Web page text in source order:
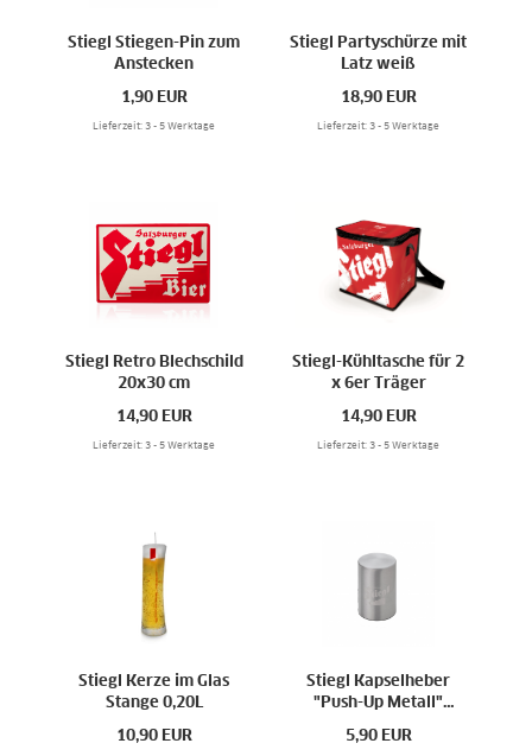
Stiegl Stiegen-Pin zum
Anstecken
1,90 EUR
Lieferzeit: 3 - 5 Werktage
Stiegl Partyschürze mit
Latz weiß
18,90 EUR
Lieferzeit: 3 - 5 Werktage
Stiegl Retro Blechschild
20x30 cm
14,90 EUR
Lieferzeit: 3 - 5 Werktage
Stiegl-Kühltasche für 2
x 6er Träger
14,90 EUR
Lieferzeit: 3 - 5 Werktage
Stiegl Kerze im Glas
Stange 0,20L
10,90 EUR
Stiegl Kapselheber
"Push-Up Metall"
5,90 EUR